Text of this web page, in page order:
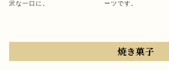
沢な一口に。
ーツです。
焼き菓子